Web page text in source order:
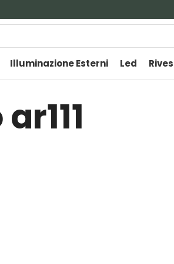
Illuminazione Esterni Led